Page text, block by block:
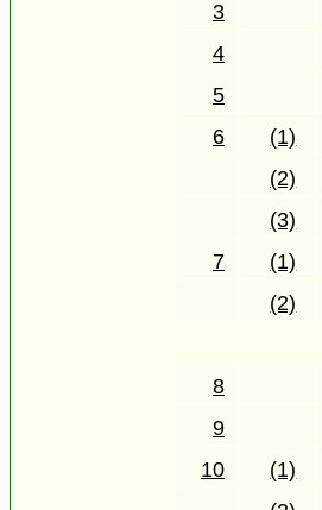
3
4
5
6
(1)
(2)
(3)
7
(1)
(2)
8
9
10
(1)